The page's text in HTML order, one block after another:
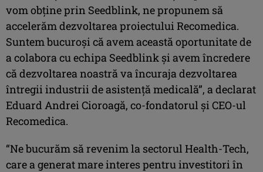
vom obține prin Seedblink, ne propunem să
accelerăm dezvoltarea proiectului Recomedica.
Suntem bucuroși că avem această oportunitate de
a colabora cu echipa Seedblink și avem încredere
că dezvoltarea noastră va încuraja dezvoltarea
întregii industrii de asistență medicală”, a declarat
Eduard Andrei Cioroagă, co-fondatorul și CEO-ul
Recomedica.
“Ne bucurăm să revenim la sectorul Health-Tech,
care a generat mare interes pentru investitori în